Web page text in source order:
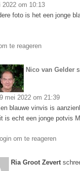
2022 om 10:13
foto is het een jonge
te reageren
Nico van Gelder
mei 2022 om 21:39
blauwe vinvis is
is echt een jonge potvis
Login om te reageren
Ria Groot Zevert